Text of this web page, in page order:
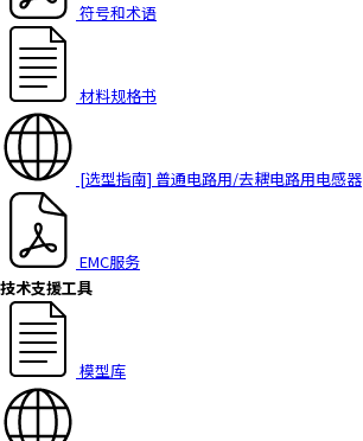
符号和术语
材料规格书
[选型指南] 普通电路用/去耦电路用电感器
EMC服务
技术支援工具
模型库